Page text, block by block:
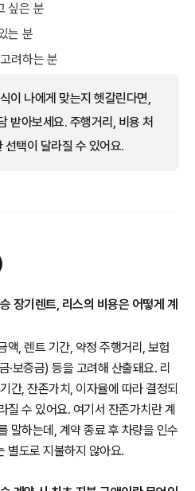
싶은 분
는 분
려하는 분
이 나에게 맞는지 헷갈린다면,
받아보세요. 주행거리, 비용 처
선택이 달라질 수 있어요.
기렌트, 리스의 비용은 어떻게 계
액, 렌트 기간, 약정 주행거리, 보험
·보증금) 등을 고려해 산출돼요. 리
간, 잔존가치, 이자율에 따라 결정되
질 수 있어요. 여기서 잔존가치란 계
말하는데, 계약 종료 후 차량을 인수
별도로 지불하지 않아요.